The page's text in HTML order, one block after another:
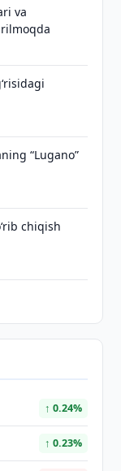
va
“Lugano”
chiqish
↑ 0.24%
↑ 0.23%